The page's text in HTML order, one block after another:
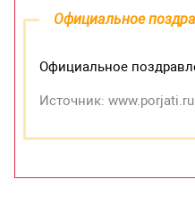
Официальное
Официальное
Источник: www.porjati.ru